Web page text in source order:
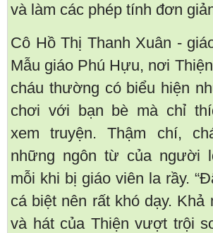
và làm các phép tính đơn
Cô Hồ Thị Thanh Xuân -
Mẫu giáo Phú Hựu, nơi
cháu thường có biểu hiện
chơi với bạn bè mà chỉ
xem truyện. Thậm chí,
những ngôn từ của người
mỗi khi bị giáo viên la rầy.
cá biệt nên rất khó dạy. Khả
và hát của Thiện vượt trội